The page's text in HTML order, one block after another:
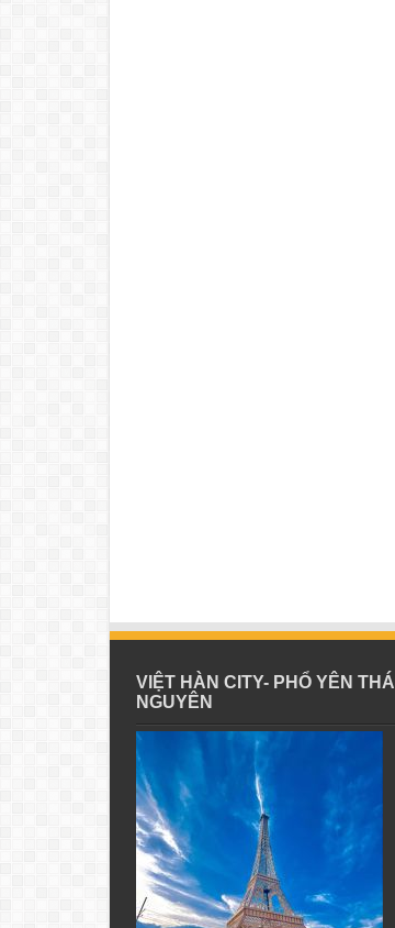
VIỆT HÀN CITY- PHỔ YÊN THÁI
NGUYÊN